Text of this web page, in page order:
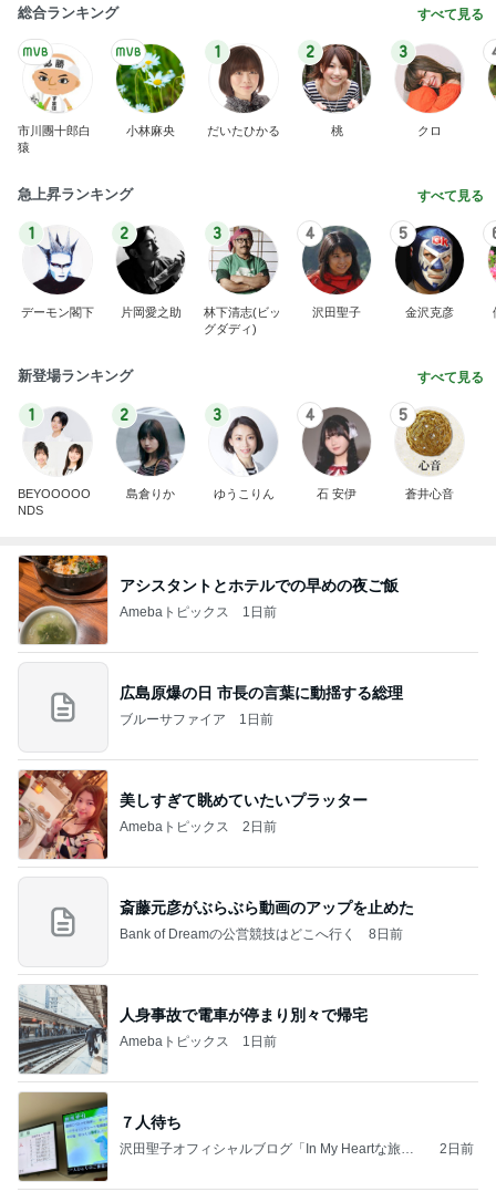
総合ランキング すべて見る
市川團十郎白
猿
小林麻央
1
だいたひかる
2
桃
3
クロ
急上昇ランキング すべて見る
1
デーモン閣下
2
片岡愛之助
3
林下清志(ビッ
グダディ)
4
沢田聖子
5
金沢克彦
新登場ランキング すべて見る
1
BEYOOOOO
NDS
2
島倉りか
3
ゆうこりん
4
石 安伊
5
蒼井心音
アシスタントとホテルでの早めの夜ご飯
Amebaトピックス 1日前
広島原爆の日 市長の言葉に動揺する総理
ブルーサファイア 1日前
美しすぎて眺めていたいプラッター
Amebaトピックス 2日前
斎藤元彦がぶらぶら動画のアップを止めた
Bank of Dreamの公営競技はどこへ行く 8日前
人身事故で電車が停まり別々で帰宅
Amebaトピックス 1日前
７人待ち
沢田聖子オフィシャルブログ「In My Heartな旅日
2日前